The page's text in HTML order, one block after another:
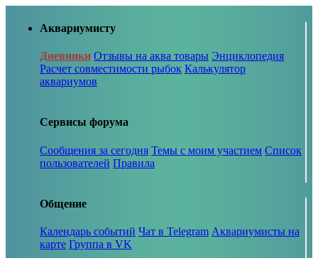
Аквариумисту
Дневники Отзывы на аква товары Энциклопедия
Расчет совместимости рыбок Калькулятор
аквариумов
Сервисы форума
Сообщения за сегодня Темы с моим участием Список
пользователей Правила
Общение
Календарь событий Чат в Telegram Аквариумисты на
карте Группа в VK